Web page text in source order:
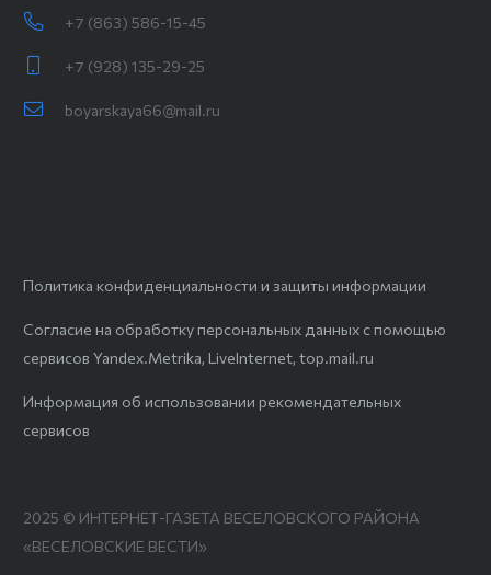
+7 (863) 586-15-45
+7 (928) 135-29-25
boyarskaya66@mail.ru
Политика конфиденциальности и защиты информации
Согласие на обработку персональных данных с помощью
сервисов Yandex.Metrika, LiveInternet, top.mail.ru
Информация об использовании рекомендательных
сервисов
2025 © ИНТЕРНЕТ-ГАЗЕТА ВЕСЕЛОВСКОГО РАЙОНА
«ВЕСЕЛОВСКИЕ ВЕСТИ»